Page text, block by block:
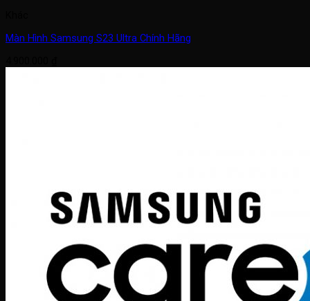
Màn Hình Samsung S23 Ultra Chính Hãng